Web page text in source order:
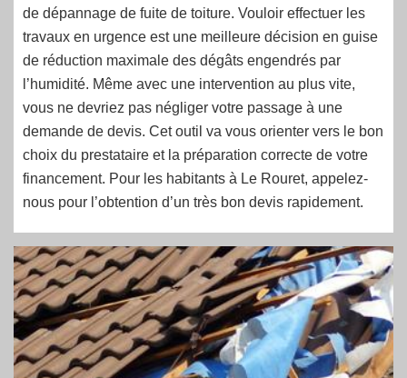
de dépannage de fuite de toiture. Vouloir effectuer les
travaux en urgence est une meilleure décision en guise
de réduction maximale des dégâts engendrés par
l’humidité. Même avec une intervention au plus vite,
vous ne devriez pas négliger votre passage à une
demande de devis. Cet outil va vous orienter vers le bon
choix du prestataire et la préparation correcte de votre
financement. Pour les habitants à Le Rouret, appelez-
nous pour l’obtention d’un très bon devis rapidement.